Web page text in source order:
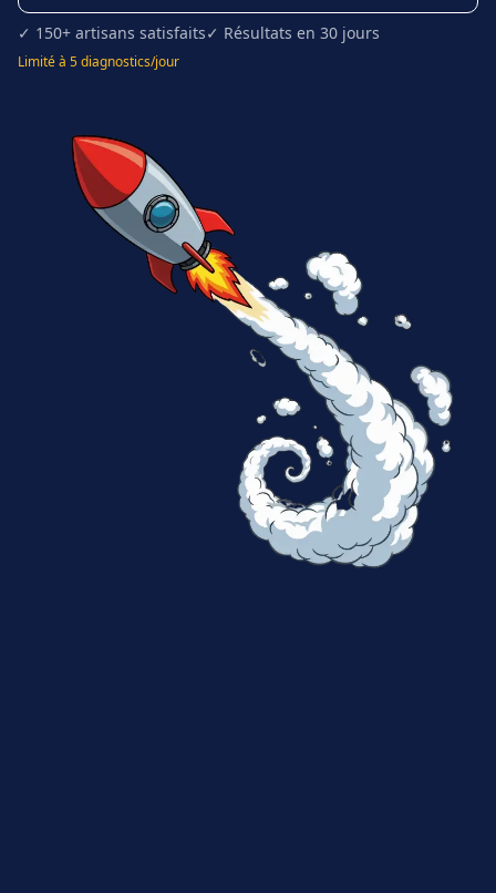
✓ 150+ artisans satisfaits✓ Résultats en 30 jours
Limité à 5 diagnostics/jour